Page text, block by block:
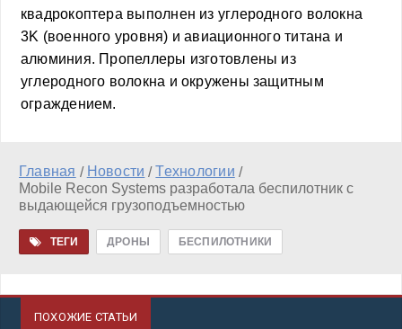
квадрокоптера выполнен из углеродного волокна
3K (военного уровня) и авиационного титана и
алюминия. Пропеллеры изготовлены из
углеродного волокна и окружены защитным
ограждением.
Главная / Новости /Технологии /
Mobile Recon Systems разработала беспилотник с
выдающейся грузоподъемностью
ТЕГИ ДРОНЫ БЕСПИЛОТНИКИ
ПОХОЖИЕ СТАТЬИ